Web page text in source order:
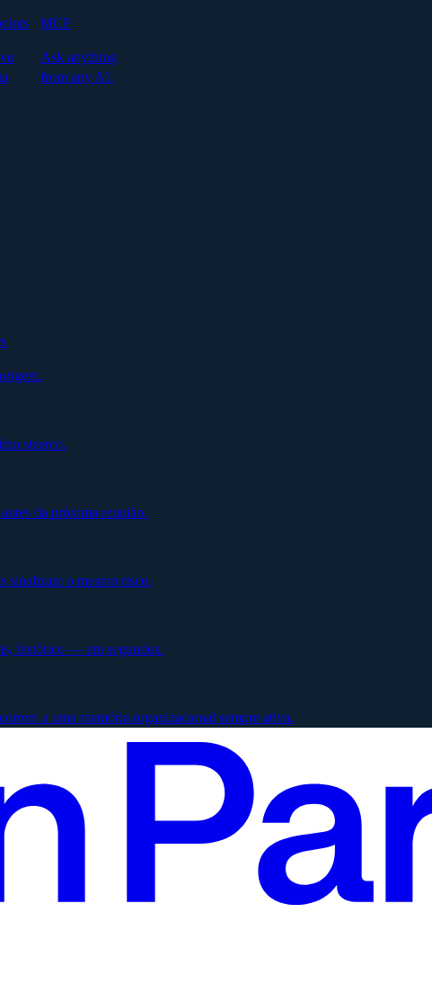
MCP
Ask anything
from any AI.
steerco.
da próxima reunião.
sinalizam o mesmo risco.
histórico — em segundos.
a uma memória organizacional sempre ativa.